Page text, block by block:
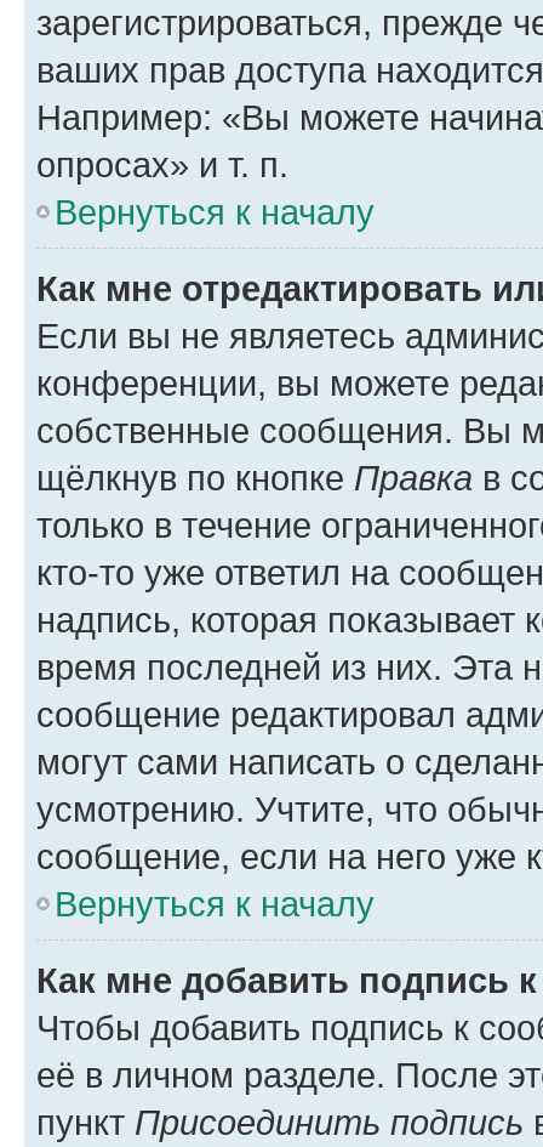
зарегистрироваться, прежде
ваших прав доступа
Например: «Вы можете
опросах» и т. п.
Вернуться к началу
Как мне отредактировать
Если вы не являетесь
конференции, вы можете
собственные сообщения. Вы
щёлкнув по кнопке Правка в
только в течение
кто-то уже ответил на
надпись, которая показывает
время последней из них. Эта
сообщение редактировал
могут сами написать о
усмотрению. Учтите, что
сообщение, если на него уже
Вернуться к началу
Как мне добавить подпись
Чтобы добавить подпись к
её в личном разделе. После
пункт Присоединить подпись